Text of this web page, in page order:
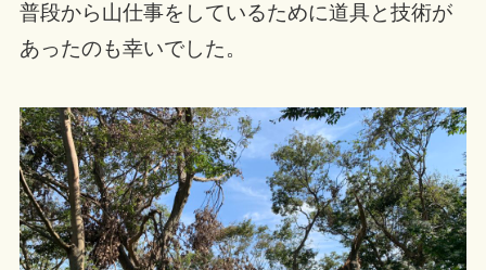
普段から山仕事をしているために道具と技術が
あったのも幸いでした。